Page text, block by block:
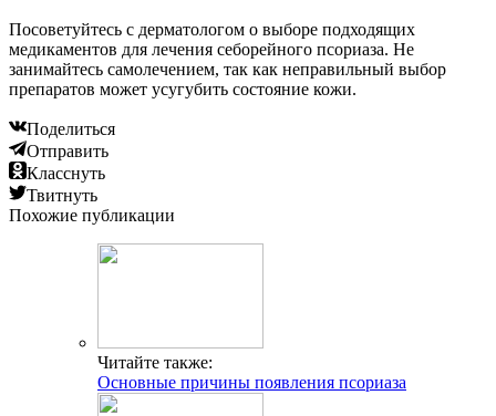
Посоветуйтесь с дерматологом о выборе подходящих
медикаментов для лечения себорейного псориаза. Не
занимайтесь самолечением, так как неправильный выбор
препаратов может усугубить состояние кожи.
Поделиться
Отправить
Класснуть
Твитнуть
Похожие публикации
Читайте также:
Основные причины появления псориаза